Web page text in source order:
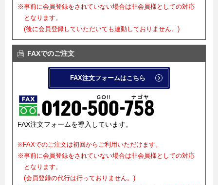
※事前に会員登録をされていない場合は非会員様としての対応
となります。
(後に会員登録していただいても連動しておりません。)
FAXでのご注文
FAX注文フォームはこちら
FAX注文フォームを導入しています。
※FAXでのご注文は初回からご利用いただけます。
※事前に会員登録をされていない場合は非会員様としての対応
となります。
(会員登録の代行は行っておりません。)